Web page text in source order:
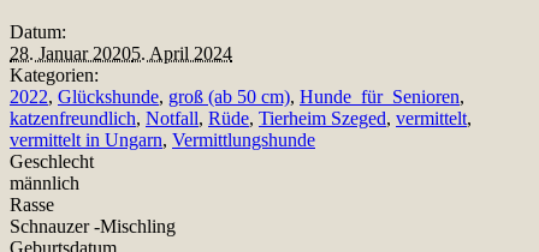
Datum:
28. Januar 20205. April 2024
Kategorien:
2022, Glückshunde, groß (ab 50 cm), Hunde_für_Senioren,
katzenfreundlich, Notfall, Rüde, Tierheim Szeged, vermittelt,
vermittelt in Ungarn, Vermittlungshunde
Geschlecht
männlich
Rasse
Schnauzer -Mischling